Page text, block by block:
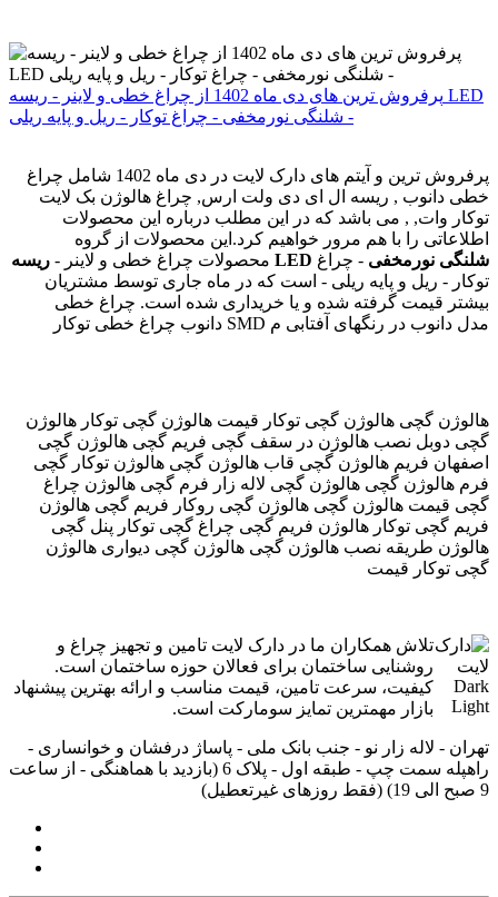
پرفروش ترین های دی ماه 1402 از چراغ خطی و لاینر - ریسه LED
شلنگی نورمخفی - چراغ توکار - ریل و پایه ریلی -
پرفروش ترین و آیتم های دارک لایت در دی ماه 1402 شامل چراغ
خطی دانوب , ریسه ال ای دی ولت ارس, چراغ هالوژن بک لایت
توکار وات, , می باشد که در این مطلب درباره این محصولات
اطلاعاتی را با هم مرور خواهیم کرد.این محصولات از گروه
محصولات چراغ خطی و لاینر -
ریسه LED شلنگی نورمخفی - چراغ
توکار - ریل و پایه ریلی - است که در ماه جاری توسط مشتریان
بیشتر قیمت گرفته شده و یا خریداری شده است. چراغ خطی
دانوب چراغ خطی توکار SMD مدل دانوب در رنگهای آفتابی م
هالوژن گچی هالوژن گچی توکار قیمت هالوژن گچی توکار هالوژن
گچی دوبل نصب هالوژن در سقف گچی فریم گچی هالوژن گچی
اصفهان فریم هالوژن گچی قاب هالوژن گچی هالوژن توکار گچی
فرم هالوژن گچی هالوژن گچی لاله زار فرم گچی هالوژن چراغ
گچی قیمت هالوژن گچی هالوژن گچی روکار فریم گچی هالوژن
فریم گچی توکار هالوژن فریم گچی چراغ گچی توکار پنل گچی
هالوژن طریقه نصب هالوژن گچی هالوژن گچی دیواری هالوژن
گچی توکار قیمت
تلاش همکاران ما در دارک لایت تامین و تجهیز چراغ و
روشنایی ساختمان برای فعالان حوزه ساختمان است.
کیفیت، سرعت تامین، قیمت مناسب و ارائه بهترین پیشنهاد
بازار مهمترین تمایز سومارکت است.
تهران - لاله زار نو - جنب بانک ملی - پاساژ درفشان و خوانساری -
راه‎پله سمت چپ - طبقه اول - پلاک 6 (بازدید با هماهنگی - از ساعت
9 صبح الی 19) (فقط روزهای غیرتعطیل)